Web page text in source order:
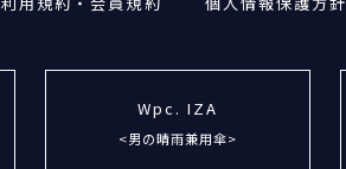
Wpc. IZA
<男の晴雨兼用傘>